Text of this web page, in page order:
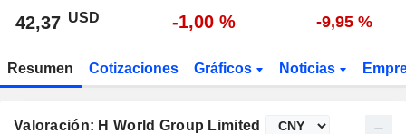
42,37 USD -1,00 % -9,95 %
Resumen Cotizaciones Gráficos Noticias
Valoración: H World Group Limited